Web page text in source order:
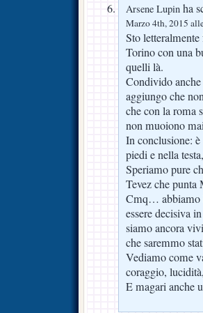
Arsene Lupin ha
Marzo 4th, 2015
Sto
Torino con una
quelli là.
Condivido
aggiungo che
che con la roma
non muoiono
In conclusione:
piedi e nella
Speriamo pure
Tevez che
Cmq… abbiamo
essere decisiva
siamo ancora
che saremmo
Vediamo come
coraggio,
E magari anche